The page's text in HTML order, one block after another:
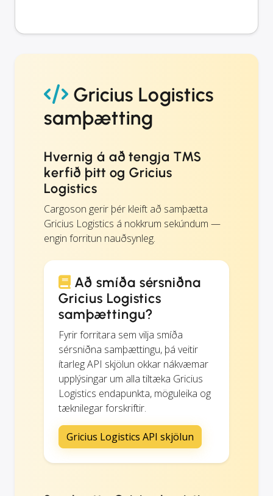
Gricius Logistics
samþætting
Hvernig á að tengja TMS
kerfið þitt og Gricius
Logistics
Cargoson gerir þér kleift að samþætta
Gricius Logistics á nokkrum sekúndum —
engin forritun nauðsynleg.
Að smíða sérsniðna
Gricius Logistics
samþættingu?
Fyrir forritara sem vilja smíða
sérsniðna samþættingu, þá veitir
ítarleg API skjölun okkar nákvæmar
upplýsingar um alla tiltæka Gricius
Logistics endapunkta, möguleika og
tæknilegar forskriftir.
Gricius Logistics API skjölun